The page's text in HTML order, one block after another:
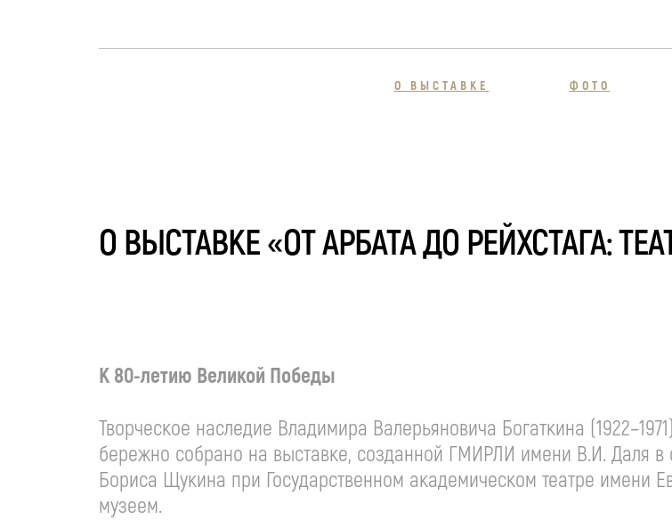
О ВЫСТАВКЕ ФОТО
О ВЫСТАВКЕ «ОТ АРБАТА ДО РЕЙХСТАГА:
К 80-летию Великой Победы
Творческое наследие Владимира Валерьяновича Богаткина
бережно собрано на выставке, созданной ГМИРЛИ имени В.И. Даля в
Бориса Щукина при Государственном академическом театре имени
музеем.